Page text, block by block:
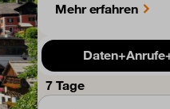
Mehr erfahren
7 Tage